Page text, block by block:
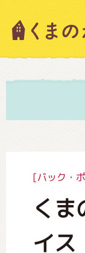
[バック・
く
イス
キ
絵